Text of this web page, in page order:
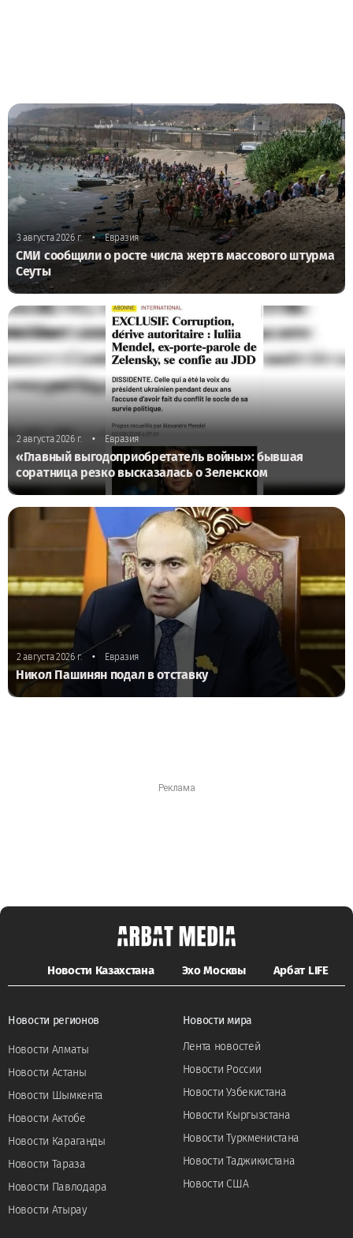
3 августа 2026 г. • Евразия
СМИ сообщили о росте числа жертв массового штурма
Сеуты
2 августа 2026 г. • Евразия
«Главный выгодоприобретатель войны»: бывшая
соратница резко высказалась о Зеленском
2 августа 2026 г. • Евразия
Никол Пашинян подал в отставку
Новости Казахстана Эхо Москвы Арбат LIFE
Новости регионов
Новости Алматы
Новости Астаны
Новости Шымкента
Новости Актобе
Новости Караганды
Новости Тараза
Новости Павлодара
Новости Атырау
Новости мира
Лента новостей
Новости России
Новости Узбекистана
Новости Кыргызстана
Новости Туркменистана
Новости Таджикистана
Новости США